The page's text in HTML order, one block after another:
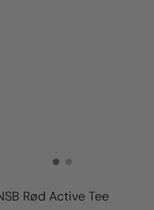
Rød Active Tee